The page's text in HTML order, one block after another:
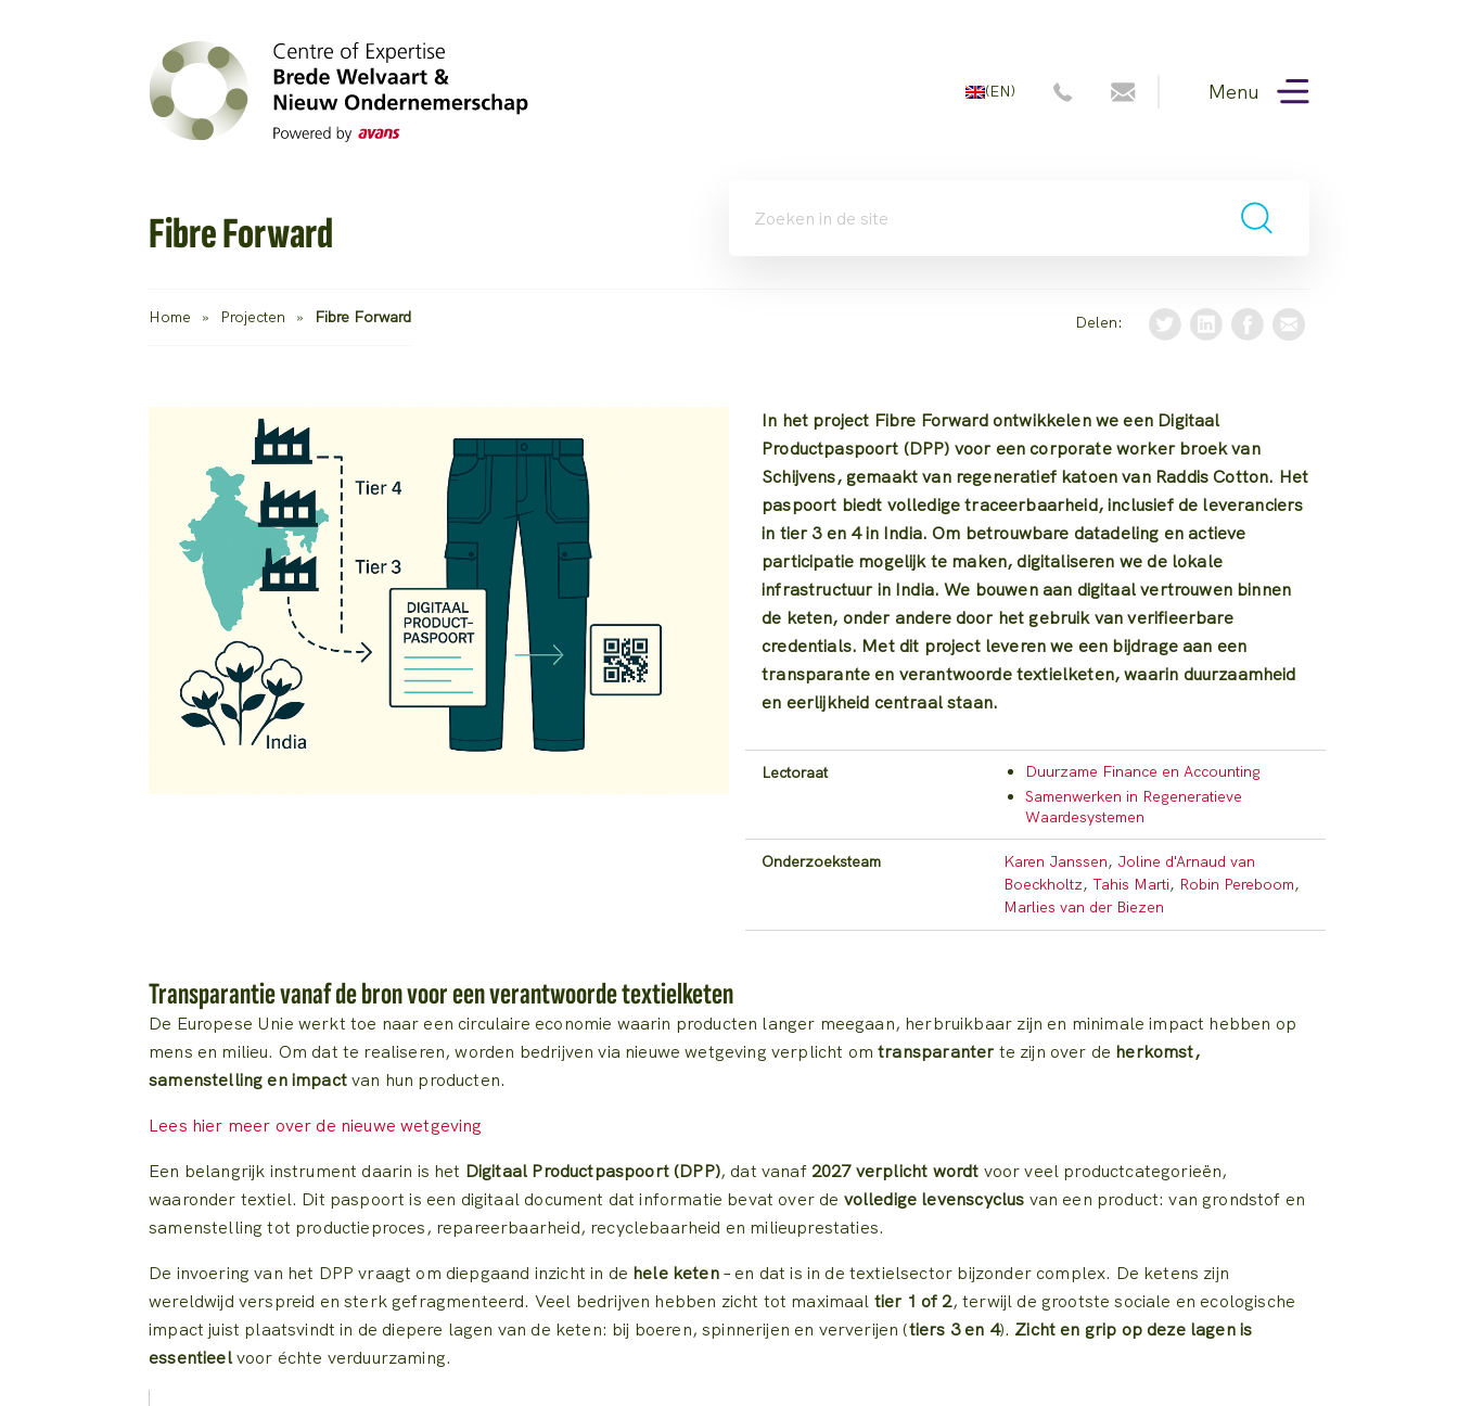
(EN) Menu
Fibre Forward
Home » Projecten » Fibre Forward Delen:
In het project Fibre Forward ontwikkelen we een Digitaal
Productpaspoort (DPP) voor een corporate worker broek van
Schijvens, gemaakt van regeneratief katoen van Raddis Cotton. Het
paspoort biedt volledige traceerbaarheid, inclusief de leveranciers
in tier 3 en 4 in India. Om betrouwbare datadeling en actieve
participatie mogelijk te maken, digitaliseren we de lokale
infrastructuur in India. We bouwen aan digitaal vertrouwen binnen
de keten, onder andere door het gebruik van verifieerbare
credentials. Met dit project leveren we een bijdrage aan een
transparante en verantwoorde textielketen, waarin duurzaamheid
en eerlijkheid centraal staan.
Lectoraat
Duurzame Finance en Accounting
Samenwerken in Regeneratieve
Waardesystemen
Onderzoeksteam Karen Janssen, Joline d'Arnaud van
Boeckholtz, Tahis Marti, Robin Pereboom,
Marlies van der Biezen
Transparantie vanaf de bron voor een verantwoorde textielketen
De Europese Unie werkt toe naar een circulaire economie waarin producten langer meegaan, herbruikbaar zijn en minimale impact hebben op
mens en milieu. Om dat te realiseren, worden bedrijven via nieuwe wetgeving verplicht omtransparanterte zijn over de herkomst,
samenstelling en impactvan hun producten.
Lees hier meer over de nieuwe wetgeving
Een belangrijk instrument daarin is het Digitaal Productpaspoort (DPP), dat vanaf 2027 verplicht wordt voor veel productcategorieën,
waaronder textiel. Dit paspoort is een digitaal document dat informatie bevat over de volledige levenscyclus van een product: van grondstof en
samenstelling tot productieproces, repareerbaarheid, recyclebaarheid en milieuprestaties.
De invoering van het DPP vraagt om diepgaand inzicht in de hele keten– en dat is in de textielsector bijzonder complex. De ketens zijn
wereldwijd verspreid en sterk gefragmenteerd. Veel bedrijven hebben zicht tot maximaal tier 1 of 2, terwijl de grootste sociale en ecologische
impact juist plaatsvindt in de diepere lagen van de keten: bij boeren, spinnerijen en ververijen (tiers 3 en 4). Zicht en grip op deze lagen is
essentieelvoor échte verduurzaming.